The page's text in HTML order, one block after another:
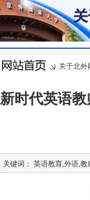
关于北外
新时代英语
关键词： 英语教育,外语,教